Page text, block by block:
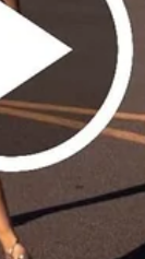
da se
najmanje
osobu koja
tokom izlaska,